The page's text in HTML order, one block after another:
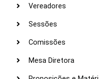
Vereadores
Sessões
Comissões
Mesa Diretora